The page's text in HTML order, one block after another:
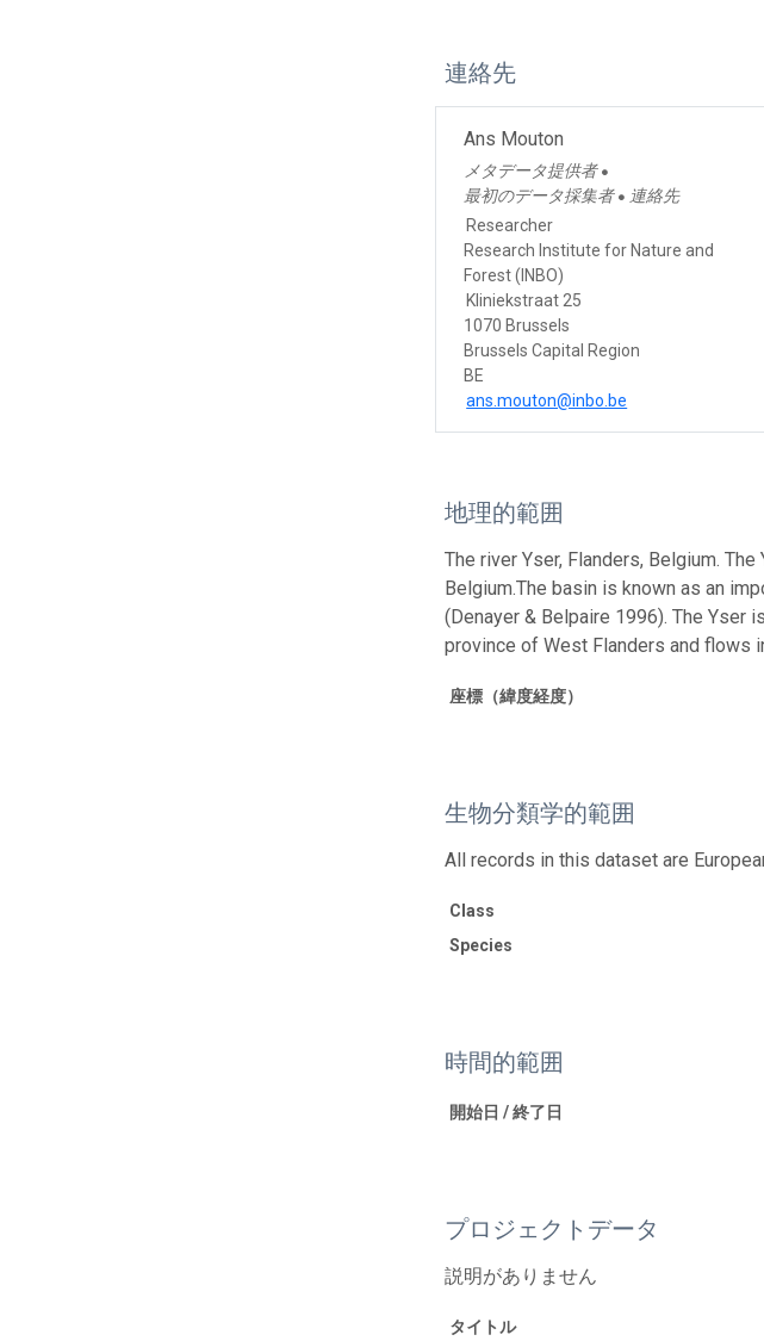
連絡先
Ans Mouton
メタデータ提供者 ●
最初のデータ採集者 ● 連絡先
Researcher
Research Institute for Nature and
Forest (INBO)
Kliniekstraat 25
1070 Brussels
Brussels Capital Region
BE
ans.mouton@inbo.be
地理的範囲
The river Yser, Flanders, Belgium.
Belgium.The basin is known as an
(Denayer & Belpaire 1996). The Yser
province of West Flanders and flows
座標（緯度経度）
生物分類学的範囲
All records in this dataset are
Class
Species
時間的範囲
開始日 / 終了日
プロジェクトデータ
説明がありません
タイトル